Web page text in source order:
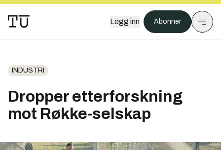
Logg inn Abonner
INDUSTRI
Dropper etterforskning
mot Røkke-selskap